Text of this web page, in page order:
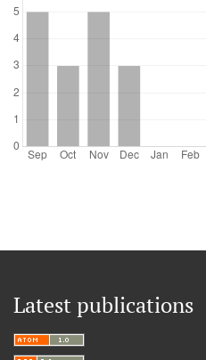
Latest publications